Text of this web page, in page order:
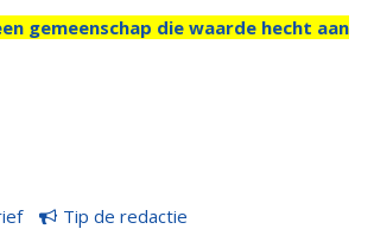
gemeenschap die waarde hecht aan
Tip de redactie